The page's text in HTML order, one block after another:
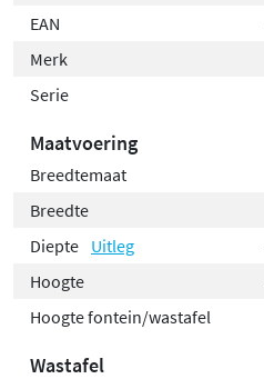
EAN
Merk
Serie
Maatvoering
Breedtemaat
Breedte
Diepte Uitleg
Hoogte
Hoogte fontein/wastafel
Wastafel